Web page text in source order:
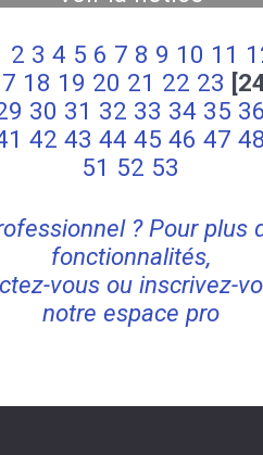
2 3 4 5 6 7 8 9 10 11
18 19 20 21 22 23
30 31 32 33 34 35
42 43 44 45 46 47
51 52 53
? Pour plus
fonctionnalités,
vous ou inscrivez-
notre espace pro